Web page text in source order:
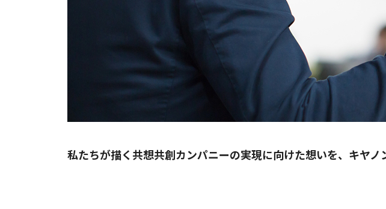
私たちが描く共想共創カンパニーの実現に向けた想いを、キヤノ